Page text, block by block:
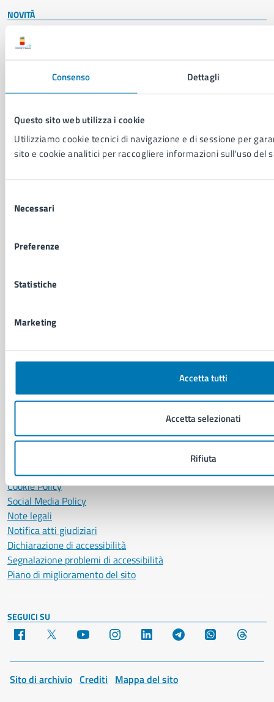
Consenso Dettagli
Questo sito web utilizza i cookie
Utilizziamo cookie tecnici di navigazione e di sessione per
sito e cookie analitici per raccogliere informazioni sull'uso del
delNecessari
Preferenze
Statistiche
Marketing
Accetta tutti
Accetta selezionati
Rifiuta
NOVITÀ
Notizie
Avvisi
Comunicati stampa della Giunta Comunale
Comunicati stampa del Consiglio Comunale
VIVERE IL COMUNE
Luoghi
Comune di Napoli
P. IVA: 01207650639
PEC:urp@pec.comune.napoli.it
Leggi le FAQ
Richiesta assistenza
Informativa privacy
Cookie Policy
Social Media Policy
Note legali
Notifica atti giudiziari
Dichiarazione di accessibilità
Segnalazione problemi di accessibilità
Piano di miglioramento del sito
SEGUICI SU
Facebook YouTube Instagram LinkedIn Telegram WhatsApp
Sito di archivio Crediti Mappa del sito